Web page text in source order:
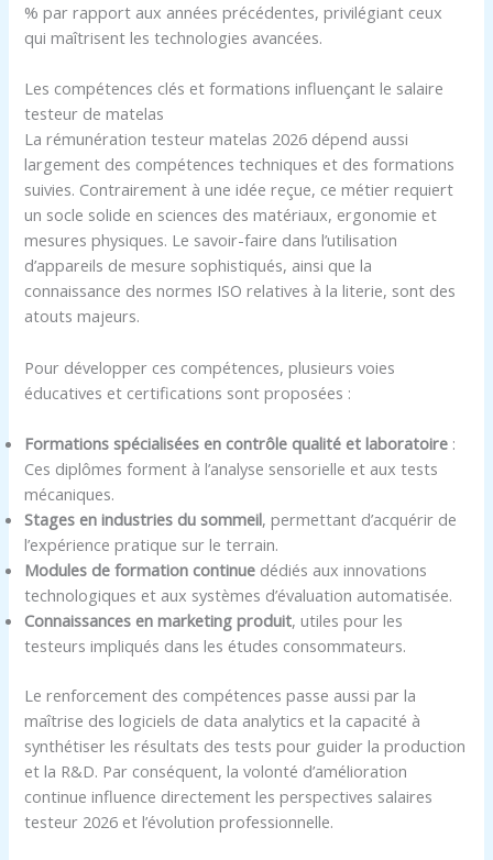
% par rapport aux années précédentes, privilégiant ceux
qui maîtrisent les technologies avancées.
Les compétences clés et formations influençant le salaire
testeur de matelas
La rémunération testeur matelas 2026 dépend aussi
largement des compétences techniques et des formations
suivies. Contrairement à une idée reçue, ce métier requiert
un socle solide en sciences des matériaux, ergonomie et
mesures physiques. Le savoir-faire dans l’utilisation
d’appareils de mesure sophistiqués, ainsi que la
connaissance des normes ISO relatives à la literie, sont des
atouts majeurs.
Pour développer ces compétences, plusieurs voies
éducatives et certifications sont proposées :
Formations spécialisées en contrôle qualité et laboratoire :
Ces diplômes forment à l’analyse sensorielle et aux tests
mécaniques.
Stages en industries du sommeil, permettant d’acquérir de
l’expérience pratique sur le terrain.
Modules de formation continue dédiés aux innovations
technologiques et aux systèmes d’évaluation automatisée.
Connaissances en marketing produit, utiles pour les
testeurs impliqués dans les études consommateurs.
Le renforcement des compétences passe aussi par la
maîtrise des logiciels de data analytics et la capacité à
synthétiser les résultats des tests pour guider la production
et la R&D. Par conséquent, la volonté d’amélioration
continue influence directement les perspectives salaires
testeur 2026 et l’évolution professionnelle.